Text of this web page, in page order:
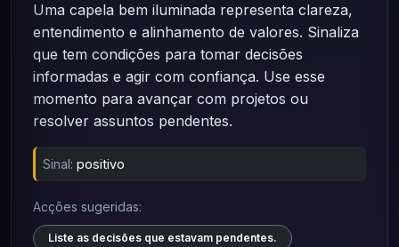
Uma capela bem iluminada representa clareza,
entendimento e alinhamento de valores. Sinaliza
que tem condições para tomar decisões
informadas e agir com confiança. Use esse
momento para avançar com projetos ou
resolver assuntos pendentes.
Sinal: positivo
Acções sugeridas:
Liste as decisões que estavam pendentes.